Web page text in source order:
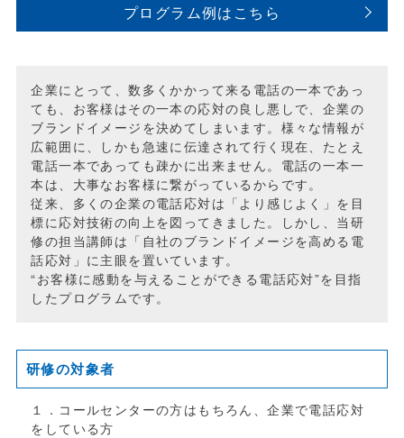
プログラム例はこちら
企業にとって、数多くかかって来る電話の一本であっ
ても、お客様はその一本の応対の良し悪しで、企業の
ブランドイメージを決めてしまいます。 様々な情報が
広範囲に、しかも急速に伝達されて行く現在、たとえ
電話一本であっても疎かに出来ません。電話の一本一
本は、大事なお客様に繋がっているからです。
従来、多くの企業の電話応対は「より感じよく」を目
標に応対技術の向上を図ってきました。しかし、当研
修の担当講師は「自社のブランドイメージを高める電
話応対」に主眼を置いています。
“お客様に感動を与えることができる電話応対”を目指
したプログラムです。
研修の対象者
１．コールセンターの方はもちろん、企業で電話応対
をしている方